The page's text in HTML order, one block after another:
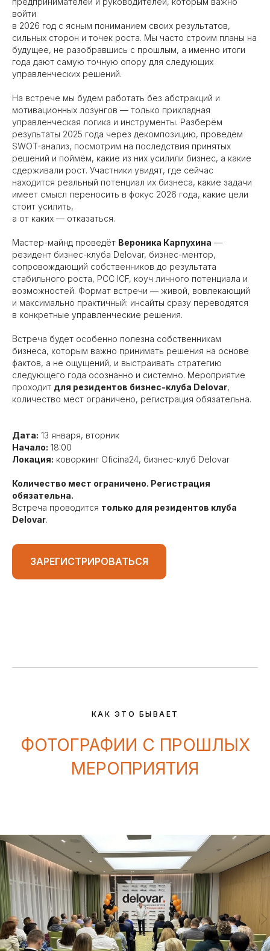
войти
в 2026 год с ясным пониманием своих результатов,
сильных сторон и точек роста. Мы часто строим планы на
будущее, не разобравшись с прошлым, а именно итоги
года дают самую точную опору для следующих
управленческих решений.
На встрече мы будем работать без абстракций и
мотивационных лозунгов — только прикладная
управленческая логика и инструменты. Разберём
результаты 2025 года через декомпозицию, проведём
SWOT-анализ, посмотрим на последствия принятых
решений и поймём, какие из них усилили бизнес, а какие
сдерживали рост. Участники увидят, где сейчас
находится реальный потенциал их бизнеса, какие задачи
имеет смысл переносить в фокус 2026 года, какие цели
стоит усилить,
а от каких — отказаться.
Мастер-майнд проведёт Вероника Карпухина —
резидент бизнес-клуба Delovar, бизнес-ментор,
сопровождающий собственников до результата
стабильного роста, PCC ICF, коуч личного потенциала и
возможностей. Формат встречи — живой, вовлекающий
и максимально практичный: инсайты сразу переводятся
в конкретные управленческие решения.
Встреча будет особенно полезна собственникам
бизнеса, которым важно принимать решения на основе
фактов, а не ощущений, и выстраивать стратегию
следующего года осознанно и системно. Мероприятие
проходит для резидентов бизнес-клуба Delovar,
количество мест ограничено, регистрация обязательна.
Дата: 13 января, вторник
Начало: 18:00
Локация: коворкинг Oficina24, бизнес-клуб Delovar
Количество мест ограничено. Регистрация
обязательна.
Встреча проводится только для резидентов клуба
Delovar.
ЗАРЕГИСТРИРОВАТЬСЯ
КАК ЭТО БЫВАЕТ
ФОТОГРАФИИ С ПРОШЛЫХ
МЕРОПРИЯТИЯ